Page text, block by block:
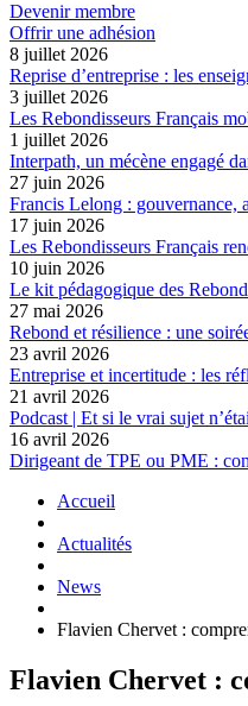
Devenir membre
Offrir une adhésion
8 juillet 2026
Reprise d’entreprise : les
3 juillet 2026
Les Rebondisseurs Français
1 juillet 2026
Interpath, un mécène engagé
27 juin 2026
Francis Lelong : gouvernance,
17 juin 2026
Les Rebondisseurs Français
10 juin 2026
Le kit pédagogique des
27 mai 2026
Rebond et résilience : une
23 avril 2026
Entreprise et incertitude : les
21 avril 2026
Podcast | Et si le vrai sujet
16 avril 2026
Dirigeant de TPE ou PME :
Accueil
Actualités
News
Flavien Chervet :
Flavien Chervet :